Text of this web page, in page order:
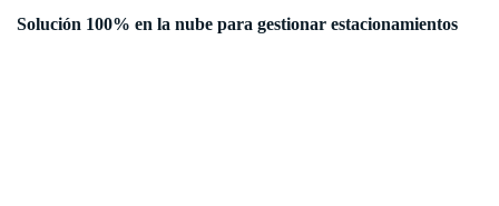
Solución 100% en la nube para gestionar estacionamientos